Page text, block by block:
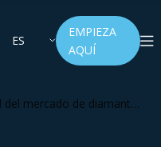
ES
EMPIEZA
AQUÍ
mercado de diamantes